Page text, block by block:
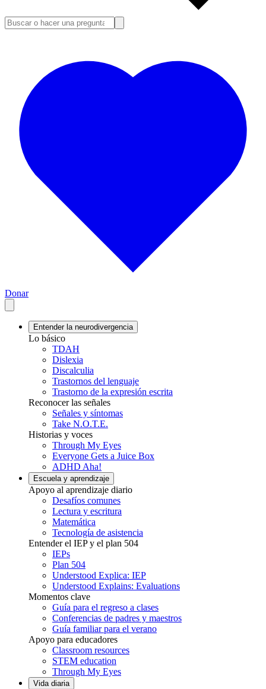
Donar
Entender la neurodivergencia
Lo básico
TDAH
Dislexia
Discalculia
Trastornos del lenguaje
Trastorno de la expresión escrita
Reconocer las señales
Señales y síntomas
Take N.O.T.E.
Historias y voces
Through My Eyes
Everyone Gets a Juice Box
ADHD Aha!
Escuela y aprendizaje
Apoyo al aprendizaje diario
Desafíos comunes
Lectura y escritura
Matemática
Tecnología de asistencia
Entender el IEP y el plan 504
IEPs
Plan 504
Understood Explica: IEP
Understood Explains: Evaluations
Momentos clave
Guía para el regreso a clases
Conferencias de padres y maestros
Guía familiar para el verano
Apoyo para educadores
Classroom resources
STEM education
Through My Eyes
Vida diaria